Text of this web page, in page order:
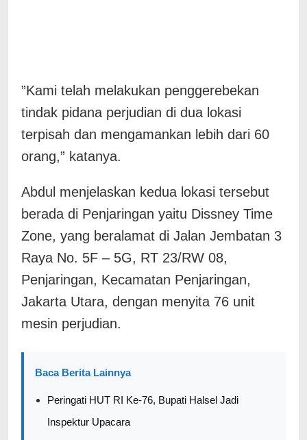
​”Kami telah melakukan penggerebekan
tindak pidana perjudian di dua lokasi
terpisah dan mengamankan lebih dari 60
orang,” katanya.
Abdul menjelaskan kedua lokasi tersebut
berada di Penjaringan yaitu Dissney Time
Zone, yang beralamat di Jalan Jembatan 3
Raya No. 5F – 5G, RT 23/RW 08,
Penjaringan, Kecamatan Penjaringan,
Jakarta Utara, dengan menyita 76 unit
mesin perjudian.
Baca Berita Lainnya
Peringati HUT RI Ke-76, Bupati Halsel Jadi
Inspektur Upacara